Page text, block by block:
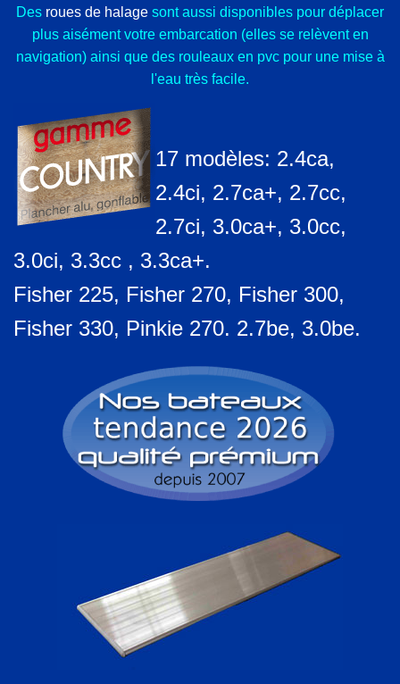
Des roues de halage sont aussi disponibles pour déplacer
plus aisément votre embarcation (elles se relèvent en
navigation) ainsi que des rouleaux en pvc pour une mise à
l'eau très facile.
17 modèles: 2.4ca,
2.4ci, 2.7ca+, 2.7cc,
2.7ci, 3.0ca+, 3.0cc,
3.0ci, 3.3cc , 3.3ca+.
Fisher 225, Fisher 270, Fisher 300,
Fisher 330, Pinkie 270. 2.7be, 3.0be.